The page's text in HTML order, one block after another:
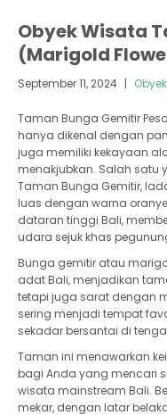
Obyek Wisata
(Marigold
September 11, 2024 |
Taman Bunga Gemitir
hanya dikenal dengan
juga memiliki kekayaan
menakjubkan. Salah satu
Taman Bunga Gemitir,
luas dengan warna
dataran tinggi Bali,
udara sejuk khas
Bunga gemitir atau
adat Bali, menjadikan
tetapi juga sarat dengan
sering menjadi tempat
sekadar bersantai di
Taman ini menawarkan
bagi Anda yang mencari
wisata mainstream Bali.
mekar, dengan latar